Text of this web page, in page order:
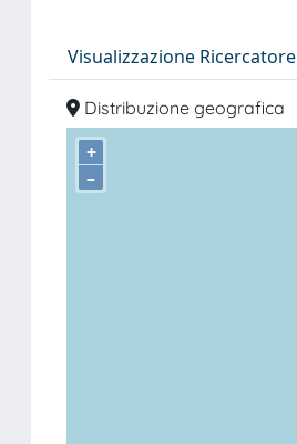
Visualizzazione Ricercatore
Distribuzione geografica
+
–